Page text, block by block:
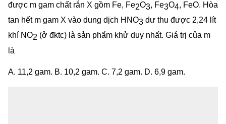
được m gam chất rắn X gồm Fe, Fe2O3, Fe3O4, FeO. Hòa
tan hết m gam X vào dung dịch HNO3 dư thu được 2,24 lít
khí NO2 (ở đktc) là sản phẩm khử duy nhất. Giá trị của m
là
A. 11,2 gam. B. 10,2 gam. C. 7,2 gam. D. 6,9 gam.